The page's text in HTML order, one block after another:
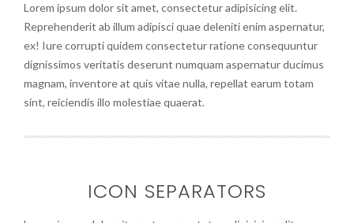
Lorem ipsum dolor sit amet, consectetur adipisicing elit.
Reprehenderit ab illum adipisci quae deleniti enim aspernatur,
ex! Iure corrupti quidem consectetur ratione consequuntur
dignissimos veritatis deserunt numquam aspernatur ducimus
magnam, inventore at quis vitae nulla, repellat earum totam
sint, reiciendis illo molestiae quaerat.
ICON SEPARATORS